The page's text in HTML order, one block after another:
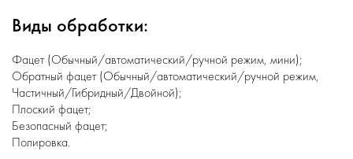
Виды обработки:
Фацет (Обычный/автоматический/ручной режим, мини);
Обратный фацет (Обычный/автоматический/ручной режим,
Частичный/Гибридный/Двойной);
Плоский фацет;
Безопасный фацет;
Полировка.